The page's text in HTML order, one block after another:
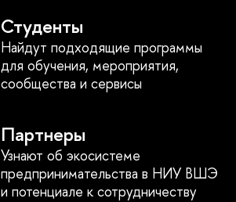
Студенты
Найдут подходящие программы
для обучения, мероприятия,
сообщества и сервисы
Партнеры
Узнают об экосистеме
предпринимательства в НИУ ВШЭ
и потенциале к сотрудничеству